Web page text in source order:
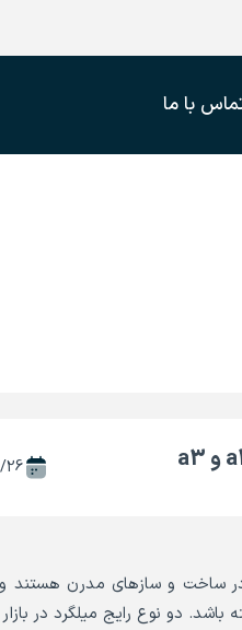
با ما
26
ساخت و سازهای مدرن هستند و